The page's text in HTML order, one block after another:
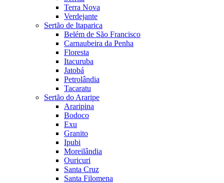
Terra Nova
Verdejante
Sertão de Itaparica
Belém de São Francisco
Carnaubeira da Penha
Floresta
Itacuruba
Jatobá
Petrolândia
Tacaratu
Sertão do Araripe
Araripina
Bodoco
Exu
Granito
Ipubi
Moreilândia
Ouricuri
Santa Cruz
Santa Filomena